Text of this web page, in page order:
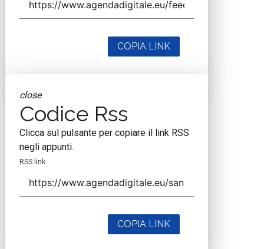
COPIA LINK
close
Codice Rss
Clicca sul pulsante per copiare il link RSS
negli appunti.
RSS link
COPIA LINK